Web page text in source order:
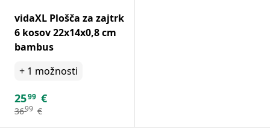
vidaXL Plošča za zajtrk
6 kosov 22x14x0,8 cm
bambus
+ 1 možnosti
2599 €
3699 €